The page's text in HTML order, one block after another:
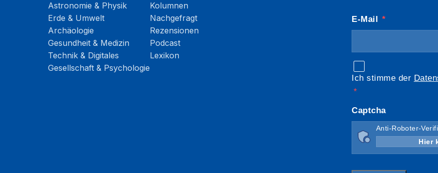
Astronomie & Physik
Erde & Umwelt
Archäologie
Gesundheit & Medizin
Technik & Digitales
Gesellschaft & Psychologie
Kolumnen
Nachgefragt
Rezensionen
Podcast
Lexikon